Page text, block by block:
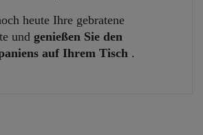
heute Ihre gebratene
und genießen Sie den
auf Ihrem Tisch .